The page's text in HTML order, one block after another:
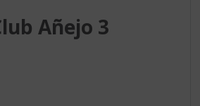
Añejo 3